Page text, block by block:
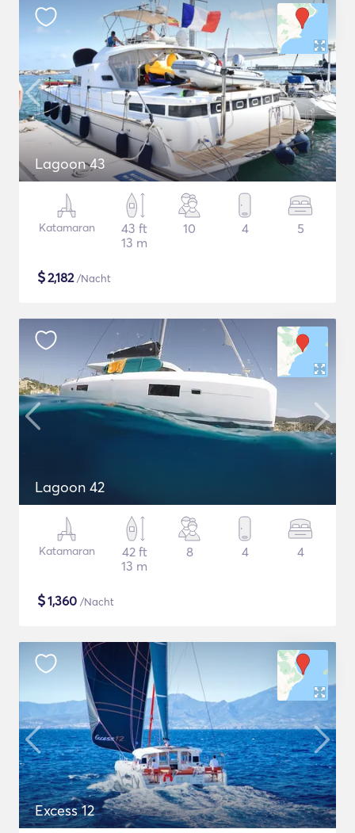
Lagoon 43
Katamaran
43 ft
13 m
10 4 5
$2,182/Nacht
Lagoon 42
Katamaran
42 ft
13 m
8 4 4
$1,360 /Nacht
Excess 12